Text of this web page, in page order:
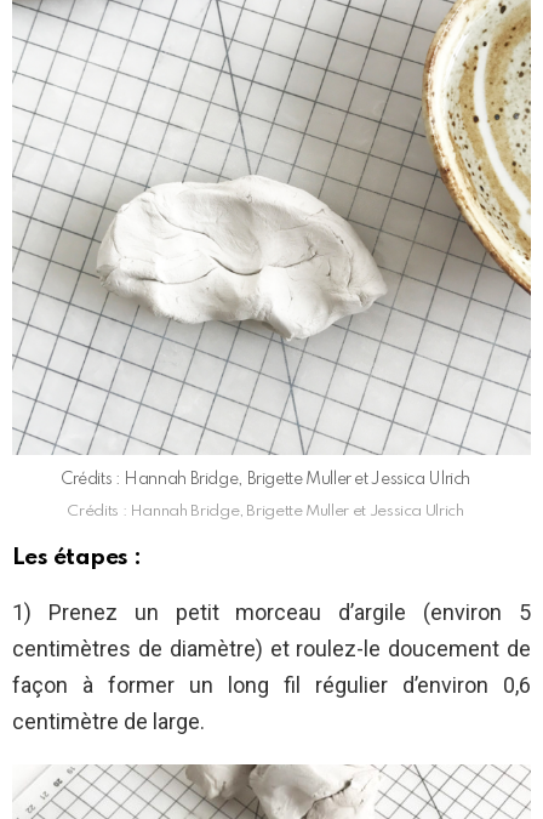
Crédits : Hannah Bridge, Brigette Muller et Jessica Ulrich
Crédits : Hannah Bridge, Brigette Muller et Jessica Ulrich
Les étapes :
1) Prenez un petit morceau d’argile (environ 5
centimètres de diamètre) et roulez-le doucement de
façon à former un long fil régulier d’environ 0,6
centimètre de large.